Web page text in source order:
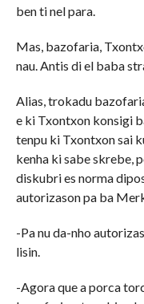
ben ti nel para.
Mas, bazofaria,
nau. Antis di el baba
Alias, trokadu
e ki Txontxon konsigi
tenpu ki Txontxon sai
kenha ki sabe skrebe,
diskubri es norma
autorizason pa ba
-Pa nu da-nho
lisin.
-Agora que a porca